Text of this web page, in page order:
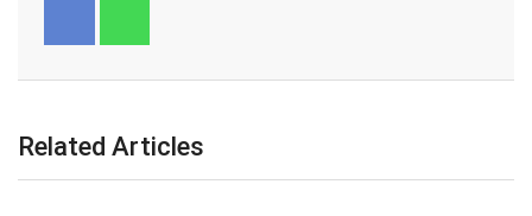
Related Articles